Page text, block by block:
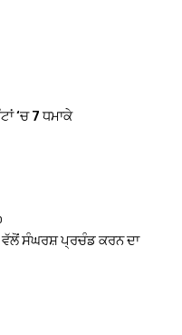
‘ਚ 7 ਧਮਾਕੇ
ਵੱਲੋਂ ਸੰਘਰਸ਼ ਪ੍ਰਚੰਡ ਕਰਨ ਦਾ